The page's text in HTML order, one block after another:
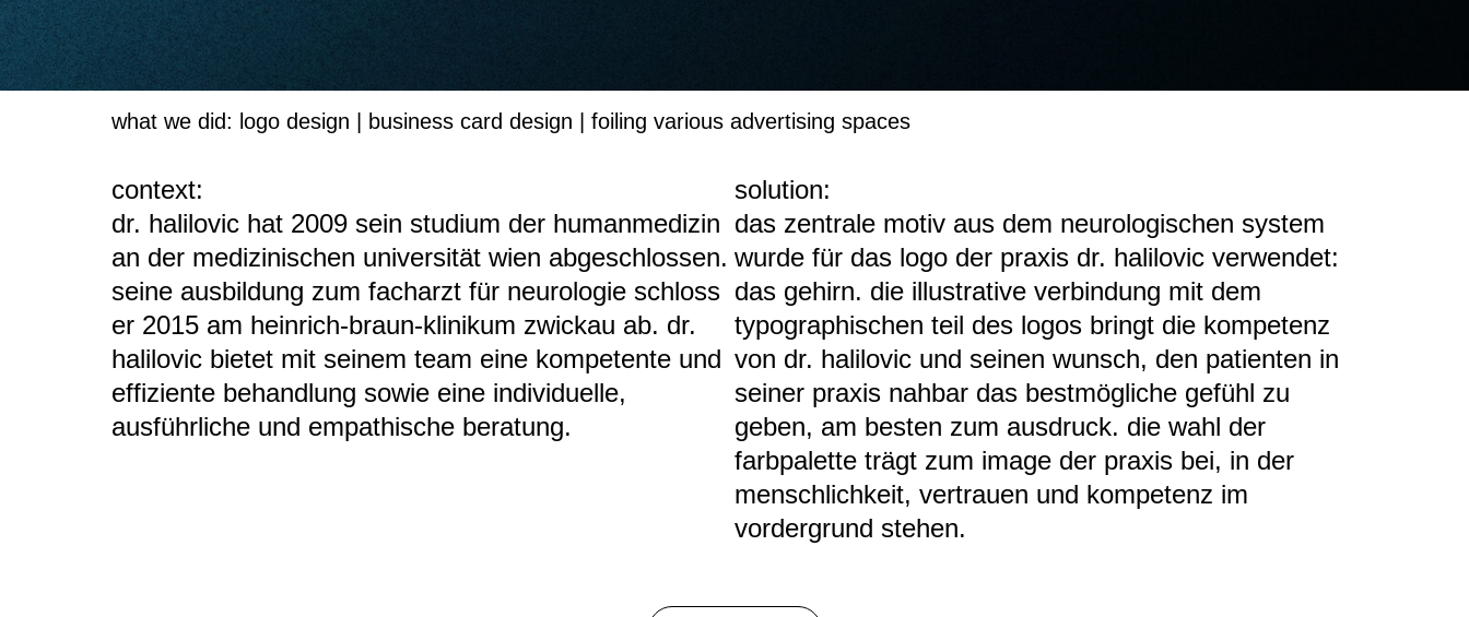
what we did: logo design | business card design | foiling various advertising spaces
context:
dr. halilovic hat 2009 sein studium der humanmedizin
an der medizinischen universität wien abgeschlossen.
seine ausbildung zum facharzt für neurologie schloss
er 2015 am heinrich-braun-klinikum zwickau ab. dr.
halilovic bietet mit seinem team eine kompetente und
effiziente behandlung sowie eine individuelle,
ausführliche und empathische beratung.
solution:
das zentrale motiv aus dem neurologischen system
wurde für das logo der praxis dr. halilovic verwendet:
das gehirn. die illustrative verbindung mit dem
typographischen teil des logos bringt die kompetenz
von dr. halilovic und seinen wunsch, den patienten in
seiner praxis nahbar das bestmögliche gefühl zu
geben, am besten zum ausdruck. die wahl der
farbpalette trägt zum image der praxis bei, in der
menschlichkeit, vertrauen und kompetenz im
vordergrund stehen.